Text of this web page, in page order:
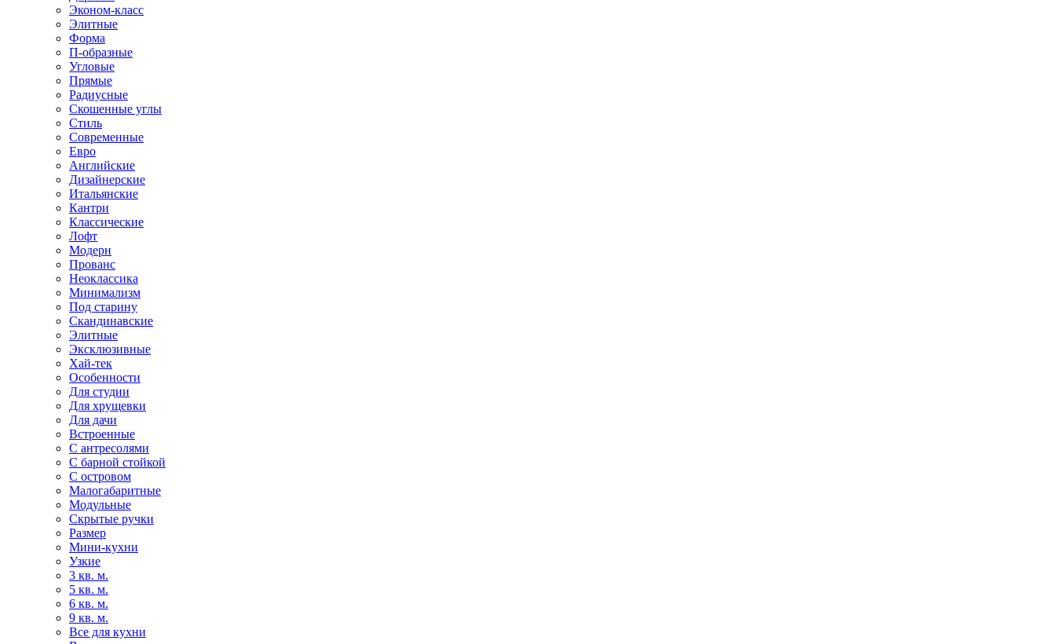
Эконом-класс
Элитные
Форма
П-образные
Угловые
Прямые
Радиусные
Скошенные углы
Стиль
Современные
Евро
Английские
Дизайнерские
Итальянские
Кантри
Классические
Лофт
Модерн
Прованс
Неоклассика
Минимализм
Под старину
Скандинавские
Элитные
Эксклюзивные
Хай-тек
Особенности
Для студии
Для хрущевки
Для дачи
Встроенные
С антресолями
С барной стойкой
С островом
Малогабаритные
Модульные
Скрытые ручки
Размер
Мини-кухни
Узкие
3 кв. м.
5 кв. м.
6 кв. м.
9 кв. м.
Все для кухни